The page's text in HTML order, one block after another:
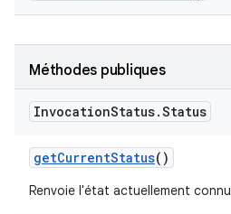
Méthodes publiques
InvocationStatus.Status
getCurrentStatus()
Renvoie l'état actuellement